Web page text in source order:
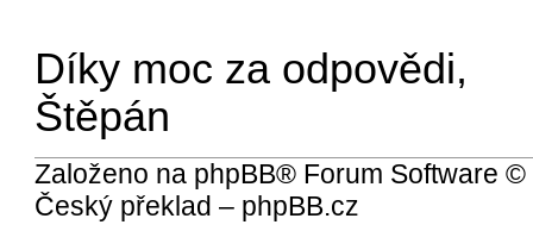
Díky moc za odpovědi,
Štěpán
Založeno na phpBB® Forum Software ©
Český překlad – phpBB.cz